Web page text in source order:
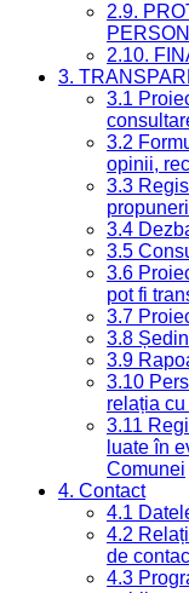
2.9.
2.10.
3.
3.1
3.2
opinii,
3.3
3.4
3.5
3.6
pot fi
3.7
3.8
3.9
3.10
relația
3.11
luate în
Comunei
4. Contact
4.1
4.2
de
4.3